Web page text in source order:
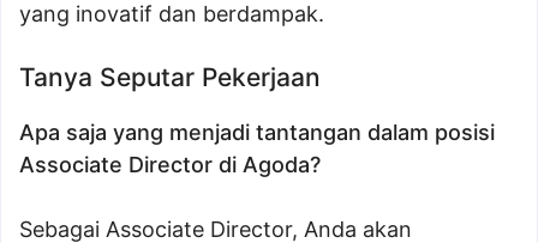
yang inovatif dan berdampak.
Tanya Seputar Pekerjaan
Apa saja yang menjadi tantangan dalam posisi
Associate Director di Agoda?
Sebagai Associate Director, Anda akan